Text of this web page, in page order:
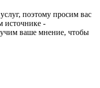
поэтому просим вас
источнике -
ваше мнение, чтобы